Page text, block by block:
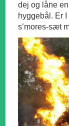
dej og låne
hyggebål. Er
s’mores-sæt